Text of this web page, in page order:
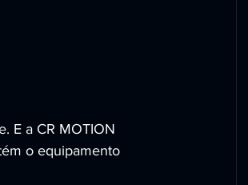
E a CR MOTION
o equipamento